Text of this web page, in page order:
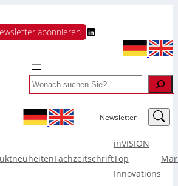
abonnieren LinkedIn
Search
Newsletter LinkedIn
Fachzeitschrift
inVISION
Top
Innovations